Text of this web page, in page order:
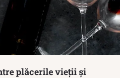
plăcerile vieții și